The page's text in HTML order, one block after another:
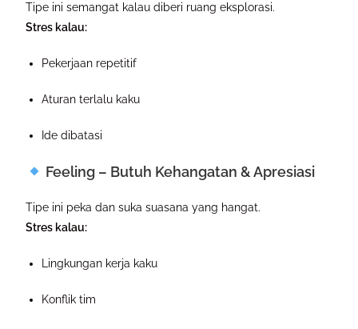
Tipe ini semangat kalau diberi ruang eksplorasi.
Stres kalau:
Pekerjaan repetitif
Aturan terlalu kaku
Ide dibatasi
Feeling – Butuh Kehangatan & Apresiasi
Tipe ini peka dan suka suasana yang hangat.
Stres kalau:
Lingkungan kerja kaku
Konflik tim